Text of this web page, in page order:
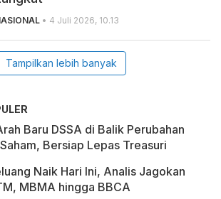
• 4 Juli 2026, 10.13
Tampilkan lebih banyak
Baru DSSA di Balik Perubahan
Bersiap Lepas Treasuri
Naik Hari Ini, Analis Jagokan
MBMA hingga BBCA